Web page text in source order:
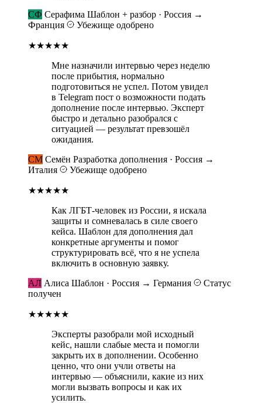
СФ Серафима Шаблон + разбор · Россия →
Франция
Убежище одобрено
★★★★★
Мне назначили интервью через неделю
после прибытия, нормально
подготовиться не успел. Потом увидел
в Telegram пост о возможности подать
дополнение после интервью. Эксперт
быстро и детально разобрался с
ситуацией — результат превзошёл
ожидания.
СМ Семён Разработка дополнения · Россия →
Италия
Убежище одобрено
★★★★★
Как ЛГБТ-человек из России, я искала
защиты и сомневалась в силе своего
кейса. Шаблон для дополнения дал
конкретные аргументы и помог
структурировать всё, что я не успела
включить в основную заявку.
АЛ Алиса Шаблон · Россия → Германия
Статус
получен
★★★★★
Эксперты разобрали мой исходный
кейс, нашли слабые места и помогли
закрыть их в дополнении. Особенно
ценно, что они учли ответы на
интервью — объяснили, какие из них
могли вызвать вопросы и как их
усилить.